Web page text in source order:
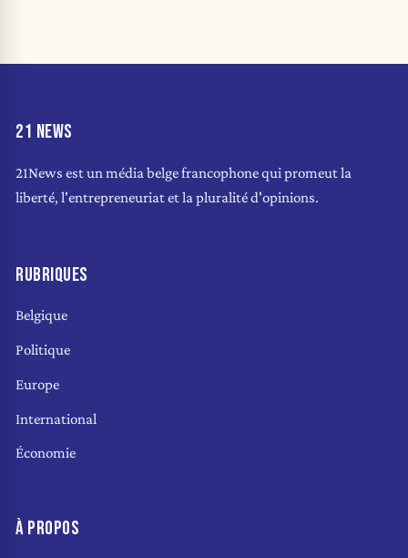
21 NEWS
21News est un média belge francophone qui promeut la
liberté, l'entrepreneuriat et la pluralité d'opinions.
RUBRIQUES
Belgique
Politique
Europe
International
Économie
À PROPOS